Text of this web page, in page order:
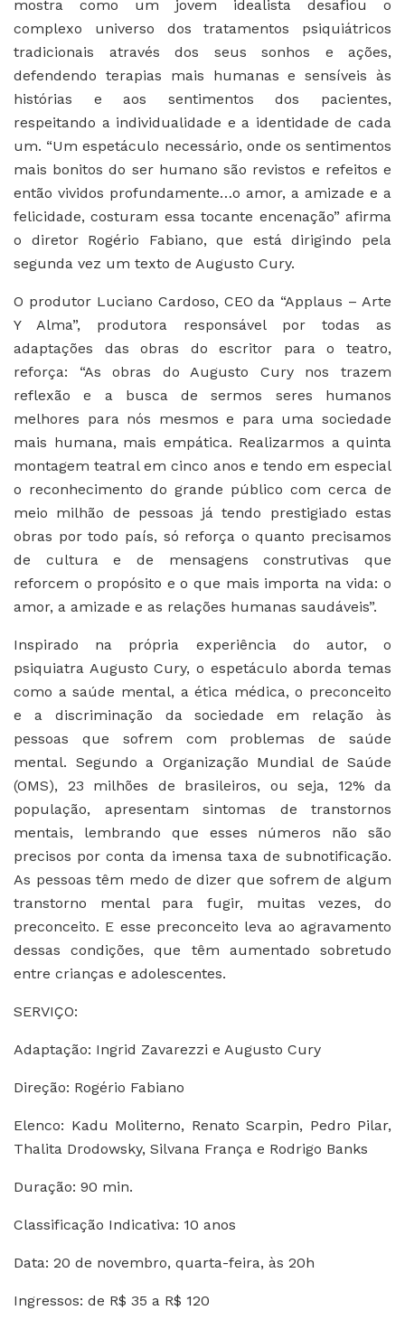
mostra como um jovem idealista desafiou o
complexo universo dos tratamentos psiquiátricos
tradicionais através dos seus sonhos e ações,
defendendo terapias mais humanas e sensíveis às
histórias e aos sentimentos dos pacientes,
respeitando a individualidade e a identidade de cada
um. “Um espetáculo necessário, onde os sentimentos
mais bonitos do ser humano são revistos e refeitos e
então vividos profundamente…o amor, a amizade e a
felicidade, costuram essa tocante encenação” afirma
o diretor Rogério Fabiano, que está dirigindo pela
segunda vez um texto de Augusto Cury.
O produtor Luciano Cardoso, CEO da “Applaus – Arte
Y Alma”, produtora responsável por todas as
adaptações das obras do escritor para o teatro,
reforça: “As obras do Augusto Cury nos trazem
reflexão e a busca de sermos seres humanos
melhores para nós mesmos e para uma sociedade
mais humana, mais empática. Realizarmos a quinta
montagem teatral em cinco anos e tendo em especial
o reconhecimento do grande público com cerca de
meio milhão de pessoas já tendo prestigiado estas
obras por todo país, só reforça o quanto precisamos
de cultura e de mensagens construtivas que
reforcem o propósito e o que mais importa na vida: o
amor, a amizade e as relações humanas saudáveis”.
Inspirado na própria experiência do autor, o
psiquiatra Augusto Cury, o espetáculo aborda temas
como a saúde mental, a ética médica, o preconceito
e a discriminação da sociedade em relação às
pessoas que sofrem com problemas de saúde
mental. Segundo a Organização Mundial de Saúde
(OMS), 23 milhões de brasileiros, ou seja, 12% da
população, apresentam sintomas de transtornos
mentais, lembrando que esses números não são
precisos por conta da imensa taxa de subnotificação.
As pessoas têm medo de dizer que sofrem de algum
transtorno mental para fugir, muitas vezes, do
preconceito. E esse preconceito leva ao agravamento
dessas condições, que têm aumentado sobretudo
entre crianças e adolescentes.
SERVIÇO:
Adaptação: Ingrid Zavarezzi e Augusto Cury
Direção: Rogério Fabiano
Elenco: Kadu Moliterno, Renato Scarpin, Pedro Pilar,
Thalita Drodowsky, Silvana França e Rodrigo Banks
Duração: 90 min.
Classificação Indicativa: 10 anos
Data: 20 de novembro, quarta-feira, às 20h
Ingressos: de R$ 35 a R$ 120